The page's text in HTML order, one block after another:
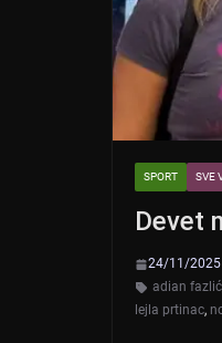
SPORT SVE
Devet
24/11/2025
adian fazlić
lejla prtinac,